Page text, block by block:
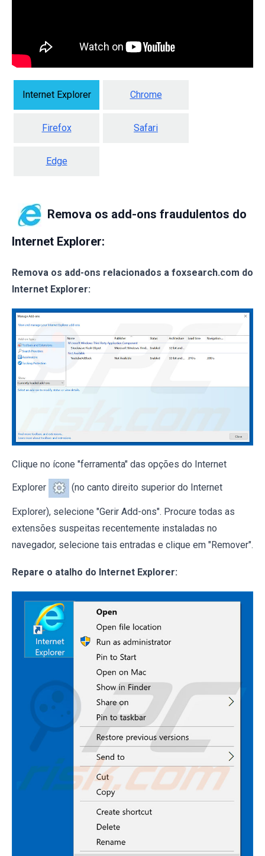
Internet Explorer Chrome
Firefox Safari
Edge
Remova os add-ons fraudulentos do
Internet Explorer:
Remova os add-ons relacionados a foxsearch.com do
Internet Explorer:
Clique no ícone "ferramenta" das opções do Internet
Explorer (no canto direito superior do Internet
Explorer), selecione "Gerir Add-ons". Procure todas as
extensões suspeitas recentemente instaladas no
navegador, selecione tais entradas e clique em "Remover".
Repare o atalho do Internet Explorer: